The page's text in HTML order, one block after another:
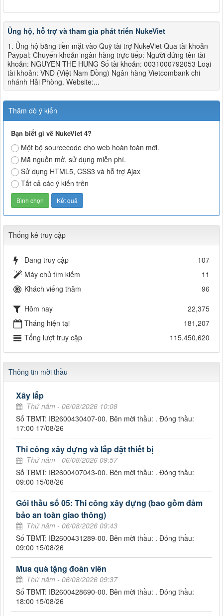
Ủng hộ, hỗ trợ và tham gia phát triển NukeViet
1. Ủng hộ bằng tiền mặt vào Quỹ tài trợ NukeViet Qua tài khoản
Paypal: Chuyển khoản ngân hàng trực tiếp: Người đứng tên tài
khoản: NGUYEN THE HUNG Số tài khoản: 0031000792053 Loại
tài khoản: VND (Việt Nam Đồng) Ngân hàng Vietcombank chi
nhánh Hải Phòng. Website:...
Thăm dò ý kiến
Bạn biết gì về NukeViet 4?
Một bộ sourcecode cho web hoàn toàn mới.
Mã nguồn mở, sử dụng miễn phí.
Sử dụng HTML5, CSS3 và hỗ trợ Ajax
Tất cả các ý kiến trên
Thống kê truy cập
Đang truy cập
107
Máy chủ tìm kiếm
11
Khách viếng thăm
96
Hôm nay
22,375
Tháng hiện tại
181,207
Tổng lượt truy cập
115,450,620
Thông tin mời thầu
Xây lắp
Thứ năm - 06/08/2026 10:08
Số TBMT: IB2600430407-00. Bên mời thầu: . Đóng thầu:
17:00 17/08/26
Thi công xây dựng và lắp đặt thiết bị
Thứ năm - 06/08/2026 09:57
Số TBMT: IB2600407043-00. Bên mời thầu: . Đóng thầu:
09:00 15/08/26
Gói thầu số 05: Thi công xây dựng (bao gồm đảm
bảo an toàn giao thông)
Thứ năm - 06/08/2026 09:43
Số TBMT: IB2600431289-00. Bên mời thầu: . Đóng thầu:
09:00 15/08/26
Mua quà tặng đoàn viên
Thứ năm - 06/08/2026 09:37
Số TBMT: IB2600428690-00. Bên mời thầu: . Đóng thầu:
18:00 15/08/26